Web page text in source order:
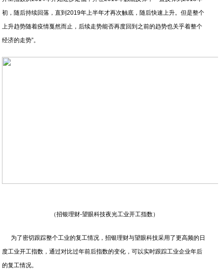
初，随后持续回落，直到2019年上半年才再次触底，随后快速上升。但是整个
上升趋势随着疫情戛然而止，后续走势能否再度回到之前的趋势也关乎着整个
经济的走势”。
（招银理财-望眼科技夜光工业开工指数）
为了密切跟踪整个工业的复工情况，招银理财与望眼科技采用了更高频的日
度工业开工指数，通过对比过年前后指数的变化，可以实时跟踪工业企业年后
的复工情况。